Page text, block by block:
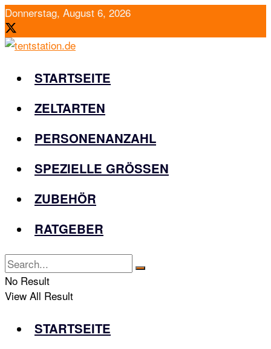
Donnerstag, August 6, 2026
STARTSEITE
ZELTARTEN
PERSONENANZAHL
SPEZIELLE GRÖSSEN
ZUBEHÖR
RATGEBER
No Result
View All Result
STARTSEITE